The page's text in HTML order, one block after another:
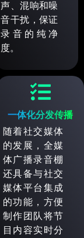
声、混响和噪
音干扰，保证
录音的纯净
度。
一体化分发传播
随着社交媒体
的发展，全媒
体广播录音棚
还具备与社交
媒体平台集成
的功能，方便
制作团队将节
目内容实时分